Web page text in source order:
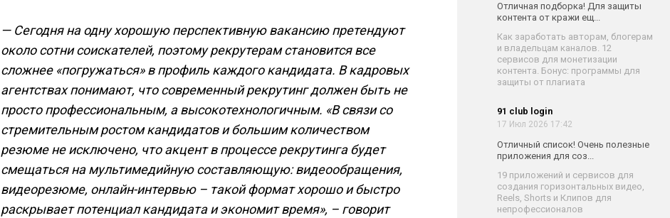
Отличная подборка! Для защиты
контента от кражи ещ...
Как заработать авторам, блогерам
и владельцам каналов. 12
сервисов для монетизации
контента. Бонус: программы для
защиты от плагиата
91 club login
17 Июл 2026 17:42
Отличный список! Очень полезные
приложения для соз...
19 приложений и сервисов для
создания горизонтальных видео,
Reels, Shorts и Клипов для
непрофессионалов
— Сегодня на одну хорошую перспективную вакансию претендуют
около сотни соискателей, поэтому рекрутерам становится все
сложнее «погружаться» в профиль каждого кандидата. В кадровых
агентствах понимают, что современный рекрутинг должен быть не
просто профессиональным, а высокотехнологичным. «В связи со
стремительным ростом кандидатов и большим количеством
резюме не исключено, что акцент в процессе рекрутинга будет
смещаться на мультимедийную составляющую: видеообращения,
видеорезюме, онлайн-интервью – такой формат хорошо и быстро
раскрывает потенциал кандидата и экономит время», – говорит